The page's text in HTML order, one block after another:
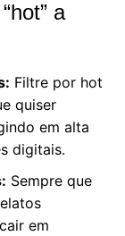
a
Filtre por hot
quiser
em alta
digitais.
Sempre que
em